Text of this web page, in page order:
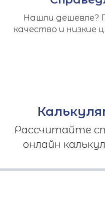
Нашли дешевле?
качество и низкие
Рассчитайте
онлайн